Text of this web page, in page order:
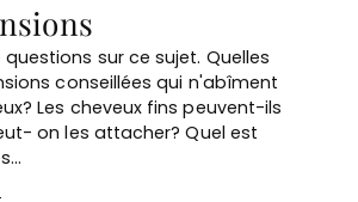
sur ce sujet. Quelles
conseillées qui n'abîment
Les cheveux fins peuvent-ils
on les attacher? Quel est